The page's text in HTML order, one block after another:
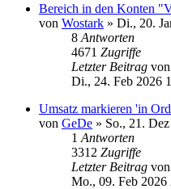
Bereich in den Konten
von Wostark » Di., 20.
8 Antworten
4671 Zugriffe
Letzter Beitrag von
Di., 24. Feb 2026
Umsatz markieren 'in
von GeDe » So., 21.
1 Antworten
3312 Zugriffe
Letzter Beitrag von
Mo., 09. Feb 2026